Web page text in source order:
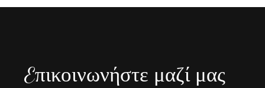
Eπικοινωνήστε μαζί μας